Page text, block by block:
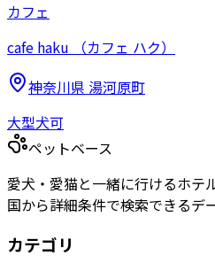
カフェ
cafe haku （カフェ ハク）
神奈川県 湯河原町
大型犬可
ペットベース
愛犬・愛猫と一緒に行けるホテ
国から詳細条件で検索できるデ
カテゴリ